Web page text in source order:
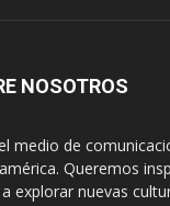
NOSOTROS
medio de
Queremos
explorar nuevas